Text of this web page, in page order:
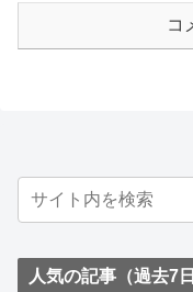
コ
人気の記事（過去7